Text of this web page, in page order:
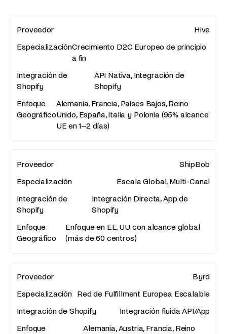
Hive
Crecimiento D2C Europeo de principio
a fin
API Nativa, Integración de
Shopify
Alemania, Francia, Países Bajos, Reino
Unido, España, Italia y Polonia (95% alcance
UE en 1–2 días)
ShipBob
Escala Global, Multi-Canal
Integración Directa, App de
Shopify
Enfoque en EE. UU. con alcance global
(más de 60 centros)
Byrd
Red de Fulfillment Europea Escalable
Integración fluida API/App
Alemania, Austria, Francia, Reino